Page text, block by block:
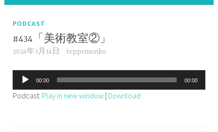
PODCAST
#434「美術教室②」
2024年3月14日 teppeinoriko
声
プ
00:00 00:00
Podcast: Play in new window | Download